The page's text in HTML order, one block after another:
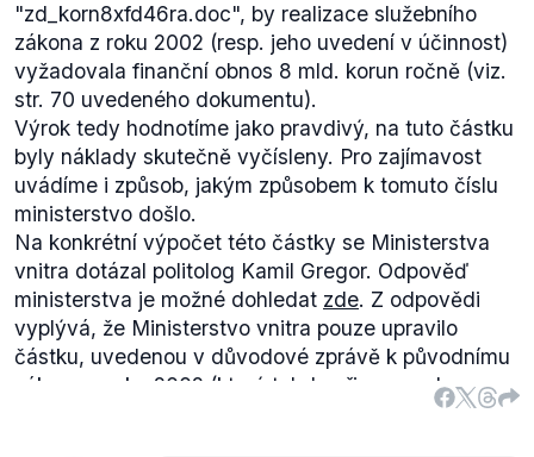
"zd_korn8xfd46ra.doc", by realizace služebního
zákona z roku 2002 (resp. jeho uvedení v účinnost)
vyžadovala finanční obnos 8 mld. korun ročně (viz.
str. 70 uvedeného dokumentu).
Výrok tedy hodnotíme jako pravdivý, na tuto částku
byly náklady skutečně vyčísleny. Pro zajímavost
uvádíme i způsob, jakým způsobem k tomuto číslu
ministerstvo došlo.
Na konkrétní výpočet této částky se Ministerstva
vnitra dotázal politolog Kamil Gregor. Odpověď
ministerstva je možné dohledat zde. Z odpovědi
vyplývá, že Ministerstvo vnitra pouze upravilo
částku, uvedenou v důvodové zprávě k původnímu
zákonu z roku 2002 (který tehdy připravovalo
Ministerstvo práce a sociálních věcí), o inflaci a